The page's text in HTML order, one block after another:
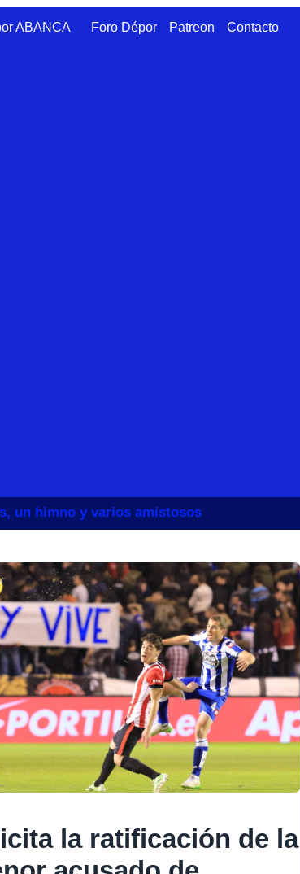
ABANCA Foro Dépor Patreon Contacto
un himno y varios amistosos
la ratificación de la